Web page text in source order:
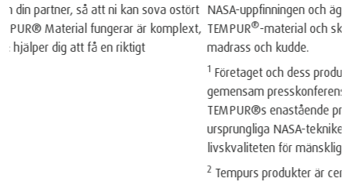
NASA-uppfinningen och ägnade år åt att fullända det till
TEMPUR®️-material och skapade världens första viskoelastiska
madrass och kudde.
Företaget och dess produkter erkändes av NASA. Vid en
gemensam presskonferens den 6 maj 1998 erkände NASA
TEMPUR®️s enastående prestationer i att anpassa den
ursprungliga NASA-tekniken för vardagligt bruk och förbättra
Tempurs produkter är certifierade som "Certified Space